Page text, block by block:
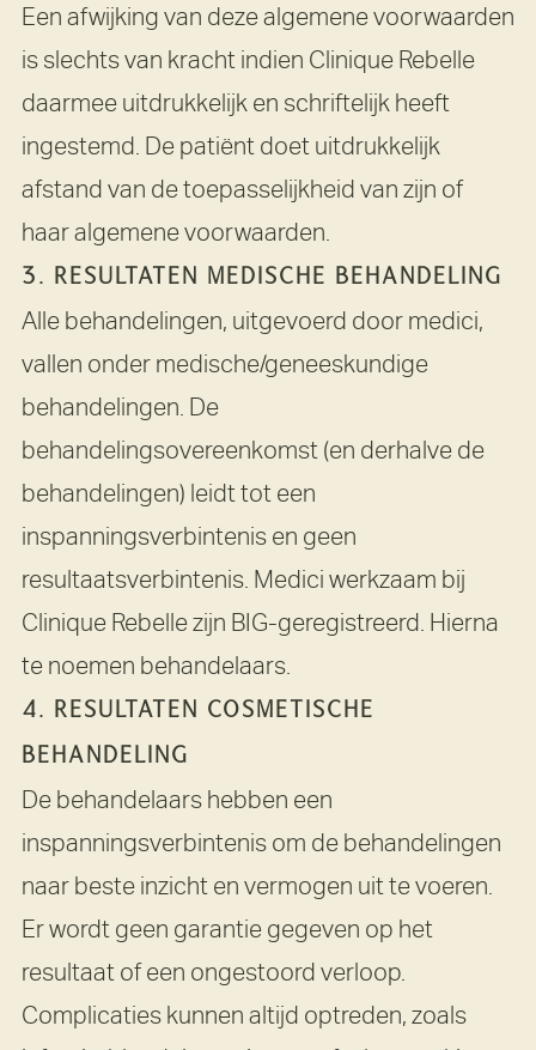
Een afwijking van deze algemene voorwaarden
is slechts van kracht indien Clinique Rebelle
daarmee uitdrukkelijk en schriftelijk heeft
ingestemd. De patiënt doet uitdrukkelijk
afstand van de toepasselijkheid van zijn of
haar algemene voorwaarden.
3. RESULTATEN MEDISCHE BEHANDELING
Alle behandelingen, uitgevoerd door medici,
vallen onder medische/geneeskundige
behandelingen. De
behandelingsovereenkomst (en derhalve de
behandelingen) leidt tot een
inspanningsverbintenis en geen
resultaatsverbintenis. Medici werkzaam bij
Clinique Rebelle zijn BIG-geregistreerd. Hierna
te noemen behandelaars.
4. RESULTATEN COSMETISCHE
BEHANDELING
De behandelaars hebben een
inspanningsverbintenis om de behandelingen
naar beste inzicht en vermogen uit te voeren.
Er wordt geen garantie gegeven op het
resultaat of een ongestoord verloop.
Complicaties kunnen altijd optreden, zoals